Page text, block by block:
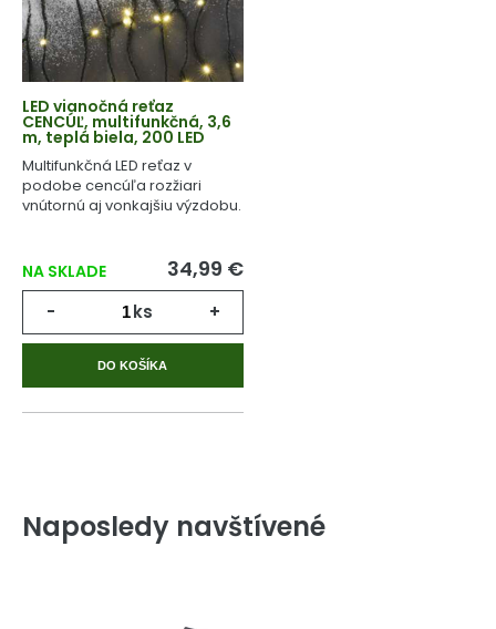
LED vianočná reťaz
CENCÚĽ, multifunkčná, 3,6
m, teplá biela, 200 LED
Multifunkčná LED reťaz v
podobe cencúľa rozžiari
vnútornú aj vonkajšiu výzdobu.
NA SKLADE 34,99 €
- ks +
DO KOŠÍKA
Naposledy navštívené